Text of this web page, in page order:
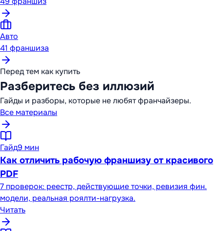
Авто
41 франшиза
Перед тем как купить
Разберитесь без иллюзий
Гайды и разборы, которые не любят франчайзеры.
Все материалы
Гайд9 мин
Как отличить рабочую франшизу от красивого
PDF
7 проверок: реестр, действующие точки, ревизия фин.
модели, реальная роялти-нагрузка.
Читать